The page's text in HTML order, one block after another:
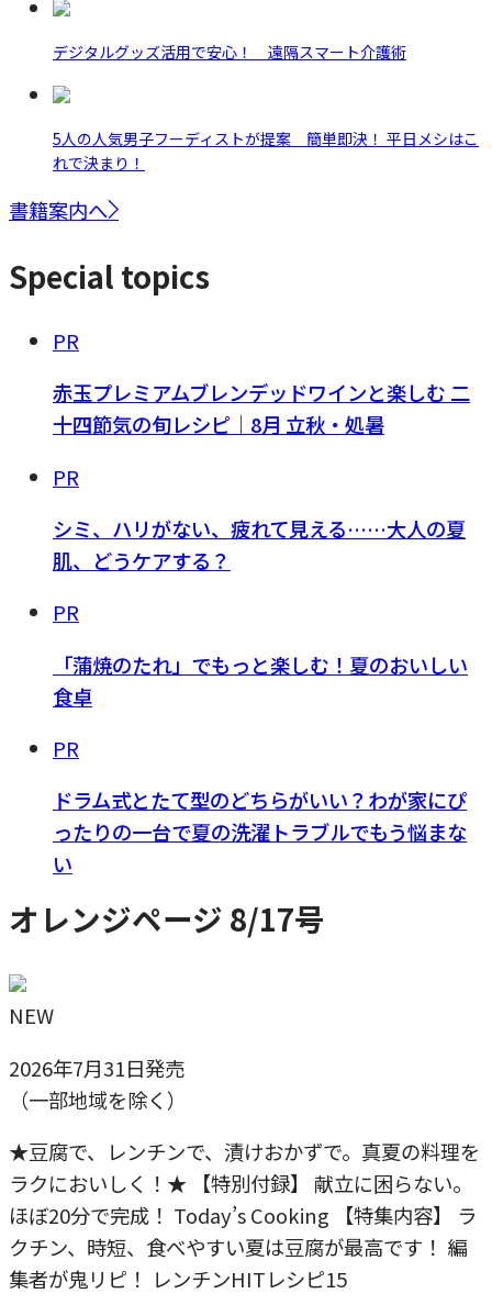
デジタルグッズ活用で安心！ 遠隔スマート介護術
5人の人気男子フーディストが提案 簡単即決！ 平日メシはこ
れで決まり！
書籍案内へ
Special topics
PR
赤玉プレミアムブレンデッドワインと楽しむ 二
十四節気の旬レシピ｜8月 立秋・処暑
PR
シミ、ハリがない、疲れて見える……大人の夏
肌、どうケアする？
PR
「蒲焼のたれ」でもっと楽しむ！夏のおいしい
食卓
PR
ドラム式とたて型のどちらがいい？わが家にぴ
ったりの一台で夏の洗濯トラブルでもう悩まな
い
オレンジページ 8/17号
NEW
2026年7月31日発売
（一部地域を除く）
★豆腐で、レンチンで、漬けおかずで。真夏の料理を
ラクにおいしく！★ 【特別付録】 献立に困らない。
ほぼ20分で完成！ Today’s Cooking 【特集内容】 ラ
クチン、時短、食べやすい夏は豆腐が最高です！ 編
集者が鬼リピ！ レンチンHITレシピ15